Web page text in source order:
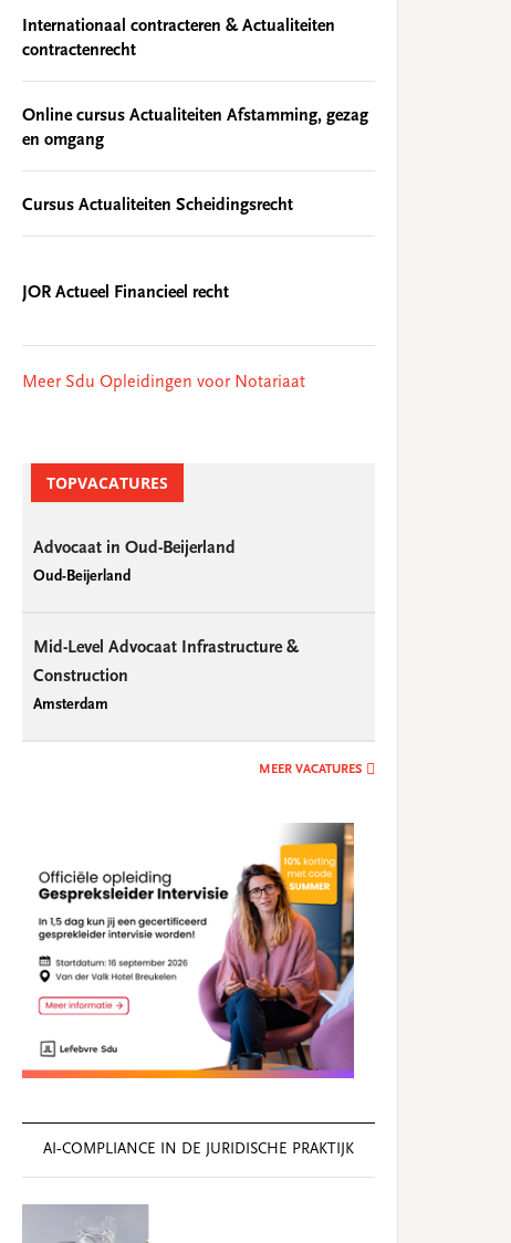
Internationaal contracteren & Actualiteiten
contractenrecht
Online cursus Actualiteiten Afstamming, gezag
en omgang
Cursus Actualiteiten Scheidingsrecht
JOR Actueel Financieel recht
Meer Sdu Opleidingen voor Notariaat
TOPVACATURES
Advocaat in Oud-Beijerland
Oud-Beijerland
Mid-Level Advocaat Infrastructure &
Construction
Amsterdam
MEER VACATURES
AI‑COMPLIANCE IN DE JURIDISCHE PRAKTIJK